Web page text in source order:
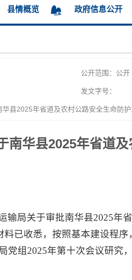
县情概览 政府信息公开
公开范围：公开
发文字号：
2025年省道及农村公路安全生命防护
南华县2025年省道
输局关于审批南华县2025年
料已收悉，按照基本建设程
党组2025年第十次会议研究